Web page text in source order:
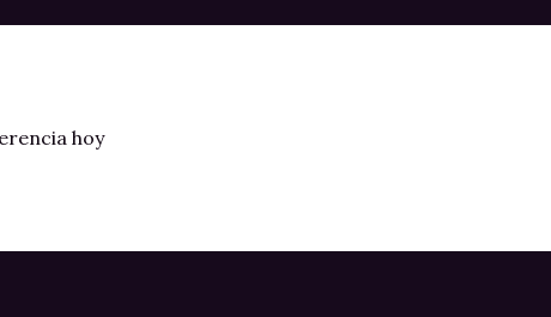
hoy